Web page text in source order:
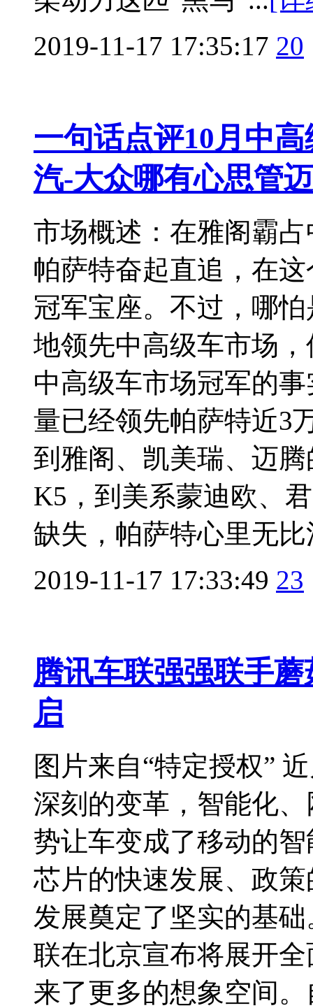
2019-11-17 17:35:17 20
一句话点评10月中
汽-大众哪有心思管
市场概述：在雅阁霸
帕萨特奋起直追，在
冠军宝座。不过，哪
地领先中高级车市场
中高级车市场冠军的
量已经领先帕萨特近3
到雅阁、凯美瑞、迈
K5，到美系蒙迪欧、
缺失，帕萨特心里无
2019-11-17 17:33:49 23
腾讯车联强强联手
启
图片来自“特定授权”
深刻的变革，智能化
势让车变成了移动的
芯片的快速发展、政
发展奠定了坚实的基
联在北京宣布将展开
来了更多的想象空间